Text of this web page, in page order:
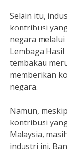
Selain itu,
kontribusi
negara
Lembaga
tembakau
memberikan
negara.
Namun,
kontribusi
Malaysia,
industri ini.